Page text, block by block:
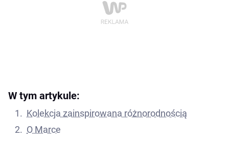
W tym artykule:
Kolekcja zainspirowana różnorodnością
O Marce